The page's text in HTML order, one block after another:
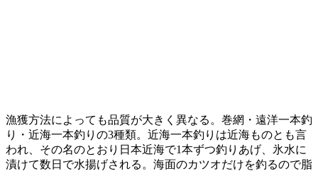
漁獲方法によっても品質が大きく異なる。巻網・遠洋一本釣
り・近海一本釣りの3種類。近海一本釣りは近海ものとも言
われ、その名のとおり日本近海で1本ずつ釣りあげ、氷水に
漬けて数日で水揚げされる。海面のカツオだけを釣るので脂